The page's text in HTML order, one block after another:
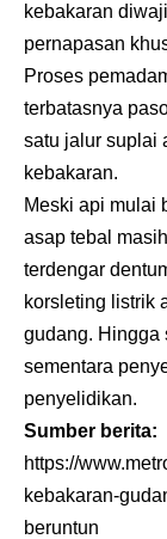
kebakaran
pernapasan
Proses
terbatasnya
satu jalur suplai
kebakaran.
Meski api mulai
asap tebal
terdengar
korsleting listrik
gudang. Hingga
sementara
penyelidikan.
Sumber berita:
https://
kebakaran-
beruntun